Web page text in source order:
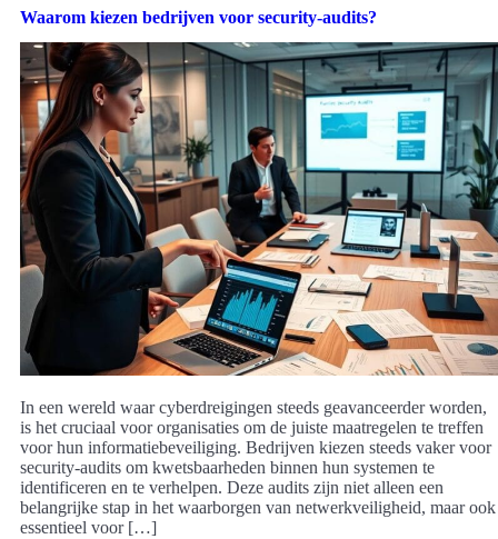
Waarom kiezen bedrijven voor security-audits?
In een wereld waar cyberdreigingen steeds geavanceerder worden,
is het cruciaal voor organisaties om de juiste maatregelen te treffen
voor hun informatiebeveiliging. Bedrijven kiezen steeds vaker voor
security-audits om kwetsbaarheden binnen hun systemen te
identificeren en te verhelpen. Deze audits zijn niet alleen een
belangrijke stap in het waarborgen van netwerkveiligheid, maar ook
essentieel voor […]